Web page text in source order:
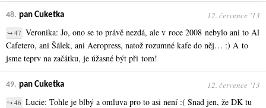
48. pan Cuketka 12. července ʼ13
↪ 47 Veronika: Jo, ono se to právě nezdá, ale v roce 2008 nebylo ani to Al
Cafetero, ani Šálek, ani Aeropress, natož rozumné kafe do něj… :) A to
jsme teprv na začátku, je úžasné být při tom!
49. pan Cuketka 12. července ʼ13
↪ 46 Lucie: Tohle je blbý a omluva pro to asi není :( Snad jen, že DK tu